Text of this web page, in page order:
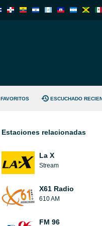
FAVORITOS ESCUCHADO
Estaciones relacionadas
La X
Stream
X61 Radio
610 AM
FM 96